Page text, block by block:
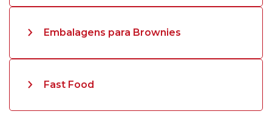
Embalagens para Brownies
Fast Food